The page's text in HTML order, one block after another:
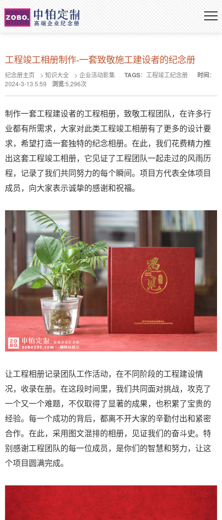
工程竣工相册制作-一套致敬施工建设者的纪念册
纪念册主页 > 知识大全 > 企业活动影集 TAGS： 工程竣工纪念册 时间：
2024-3-13 5:59
浏览:5,296次
制作一套工程建设者的工程相册，致敬工程团队，在许多行
业都有所需求，大家对此类工程竣工相册有了更多的设计要
求，希望打造一套独特的纪念相册。在此，我们花费精力推
出这套工程竣工相册，它见证了工程团队一起走过的风雨历
程，记录了我们共同努力的每个瞬间。项目方代表全体项目
成员，向大家表示诚挚的感谢和祝福。
让工程相册记录团队工作活动，在不同阶段的工程建设情
况，收录在册。在这段时间里，我们共同面对挑战，攻克了
一个又一个难题，不仅取得了显著的成果，也积累了宝贵的
经验。每一个成功的背后，都离不开大家的辛勤付出和紧密
合作。在此，采用图文混排的相册，见证我们的奋斗史。特
别感谢工程团队的每一位成员，是你们的智慧和努力，让这
个项目圆满完成。